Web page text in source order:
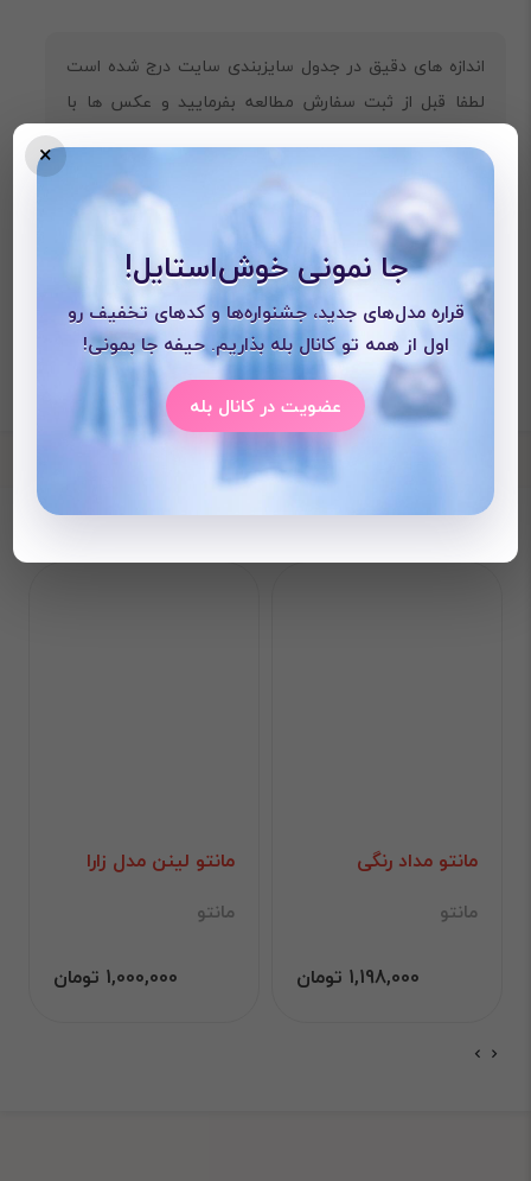
‎اندازه های دقیق در جدول سایزبندی سایت درج شده است
لطفا قبل از ثبت سفارش مطالعه بفرمایید و عکس ها با
محصولات دیده شده
مانتو مداد رنگی
مانتو
1,198,000 تومان
مانتو لینن مدل زارا
مانتو
1,000,000 تومان
×
جا نمونی خوش‌استایل!
قراره مدل‌های جدید، جشنواره‌ها و کدهای تخفیف رو
اول از همه تو کانال بله بذاریم. حیفه جا بمونی!
عضویت در کانال بله